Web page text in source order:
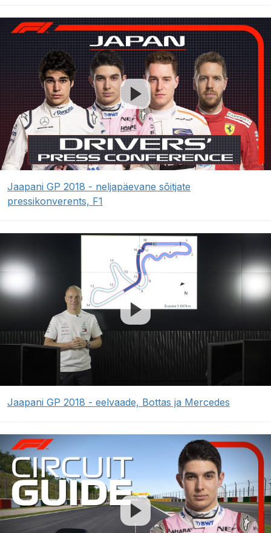
Jaapani GP 2018 - neljapäevane sõitjate
pressikonverents, F1
Jaapani GP 2018 - eelvaade, Bottas ja Mercedes